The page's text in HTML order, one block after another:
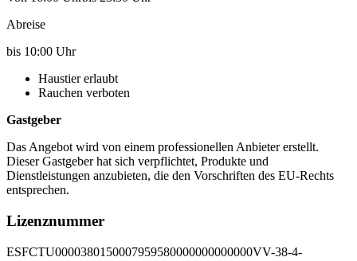
Abreise
bis 10:00 Uhr
Haustier erlaubt
Rauchen verboten
Gastgeber
Das Angebot wird von einem professionellen Anbieter erstellt.
Dieser Gastgeber hat sich verpflichtet, Produkte und
Dienstleistungen anzubieten, die den Vorschriften des EU-Rechts
entsprechen.
Lizenznummer
ESFCTU0000380150007959580000000000000VV-38-4-